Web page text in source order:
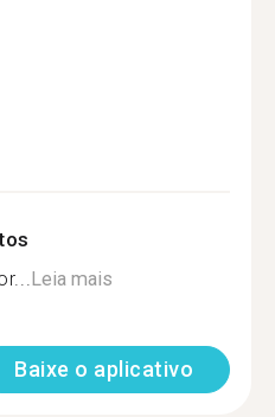
Leia mais
Baixe o aplicativo